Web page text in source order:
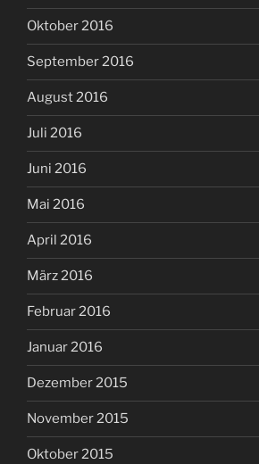
Oktober 2016
September 2016
August 2016
Juli 2016
Juni 2016
Mai 2016
April 2016
März 2016
Februar 2016
Januar 2016
Dezember 2015
November 2015
Oktober 2015